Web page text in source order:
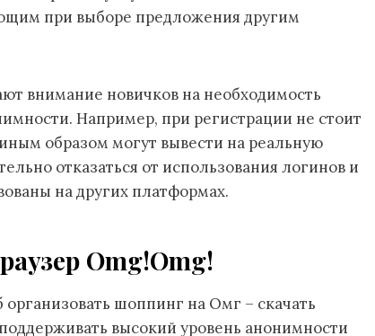
при выборе предложения другим
внимание новичков на необходимость
Например, при регистрации не стоит
образом могут вывести на реальную
отказаться от использования логинов и
на других платформах.
Omg!Omg!
шоппинг на Омг – скачать
высокий уровень анонимности